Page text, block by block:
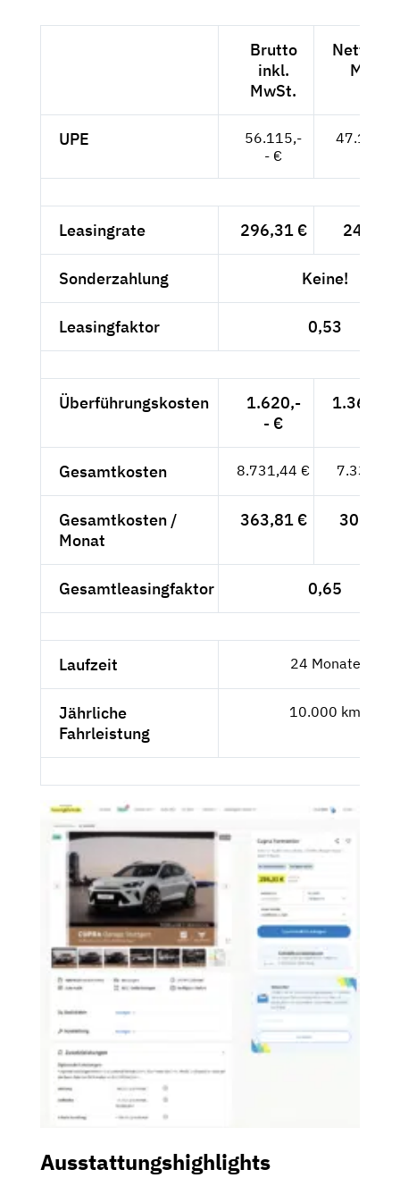
Brutto
inkl.
MwSt.
Netto
MwSt.
UPE
56.115,-
- €
Leasingrate 296,31 € 249,--
Sonderzahlung Keine!
Leasingfaktor 0,53
Überführungskosten
1.620,-
- €
Gesamtkosten 8.731,44 € 7.337,34
Gesamtkosten /
Monat
363,81 € 305,72
Gesamtleasingfaktor 0,65
Laufzeit 24 Monate
Jährliche
Fahrleistung
10.000 km
Ausstattungshighlights